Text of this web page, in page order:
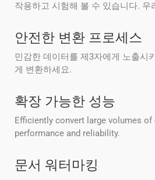
작용하고 시험해 볼 수 있습니다. 우
안전한 변환 프로세스
민감한 데이터를 제3자에게 노출시
게 변환하세요.
확장 가능한 성능
Efficiently convert large volumes
performance and reliability.
문서 워터마킹